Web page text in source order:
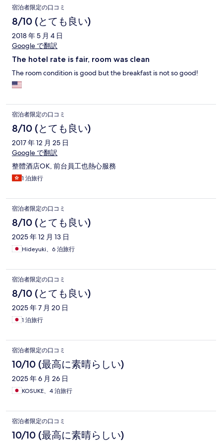
宿泊者限定の口コミ
8/10 (とても良い)
2018 年 5 月 4 日
Google で翻訳
The hotel rate is fair, room was clean
The room condition is good but the breakfast is not so good!
宿泊者限定の口コミ
8/10 (とても良い)
2017 年 12 月 25 日
Google で翻訳
整體酒店OK, 前台員工也熱心服務
1 泊旅行
宿泊者限定の口コミ
8/10 (とても良い)
2025 年 12 月 13 日
Hideyuki、6 泊旅行
宿泊者限定の口コミ
8/10 (とても良い)
2025 年 7 月 20 日
1 泊旅行
宿泊者限定の口コミ
10/10 (最高に素晴らしい)
2025 年 6 月 26 日
KOSUKE、4 泊旅行
宿泊者限定の口コミ
10/10 (最高に素晴らしい)